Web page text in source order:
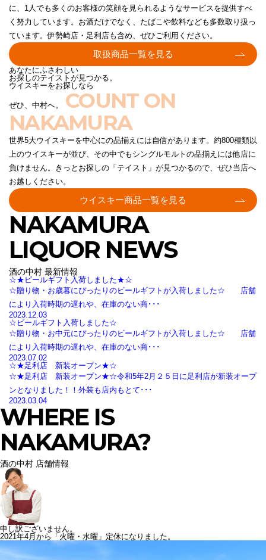
に、1人でも多くのお客様の笑顔を見られるようなサービスを提供すべ
く努力しています。お酒だけでなく、たばこや飲料なども多数取り扱っ
ています。伊勢崎店・足利店も含め、ぜひご利用ください。
取扱商品一覧を見る
あなたにふさわしい
お探しのテイストが見つかる。
ウイスキーをお探しなら
ぜひ、中村へ。 COUNT ON
NAKAMURA
世界5大ウイスキーを中心にの品揃えには自信があります。約800種類以
上のウイスキーが並び、その中でもシングルモルトの品揃えには他店に
負けません。きっとお探しの「テイスト」が見つかるので、ぜひ当店へ
お越しください。
ウイスキー商品一覧を見る
NAKAMURA
LIQUOR NEWS
酒の中村 最新情報
☆★ビールギフト入荷しました★☆
☆贈り物・お歳暮にぴったりのビールギフトが入荷しました☆ 店舗
により入荷時期の遅れや、在庫のない商･･･
2023.12.03
☆ビールギフト入荷しました☆
☆贈り物・お中元にぴったりのビールギフトが入荷しました☆ 店舗
により入荷時期の遅れや、在庫のない商･･･
2023.07.02
☆★足利店 新装オープン★☆
☆★足利店 新装オープン★☆令和5年2月２５日に足利店が新装オープ
ンとなりました！！外装も店内もとて･･･
2023.03.04
WHERE IS
NAKAMURA?
酒の中村 店舗情報
申し訳ございません。
2021年4月から「火曜・水曜」定休になりました。